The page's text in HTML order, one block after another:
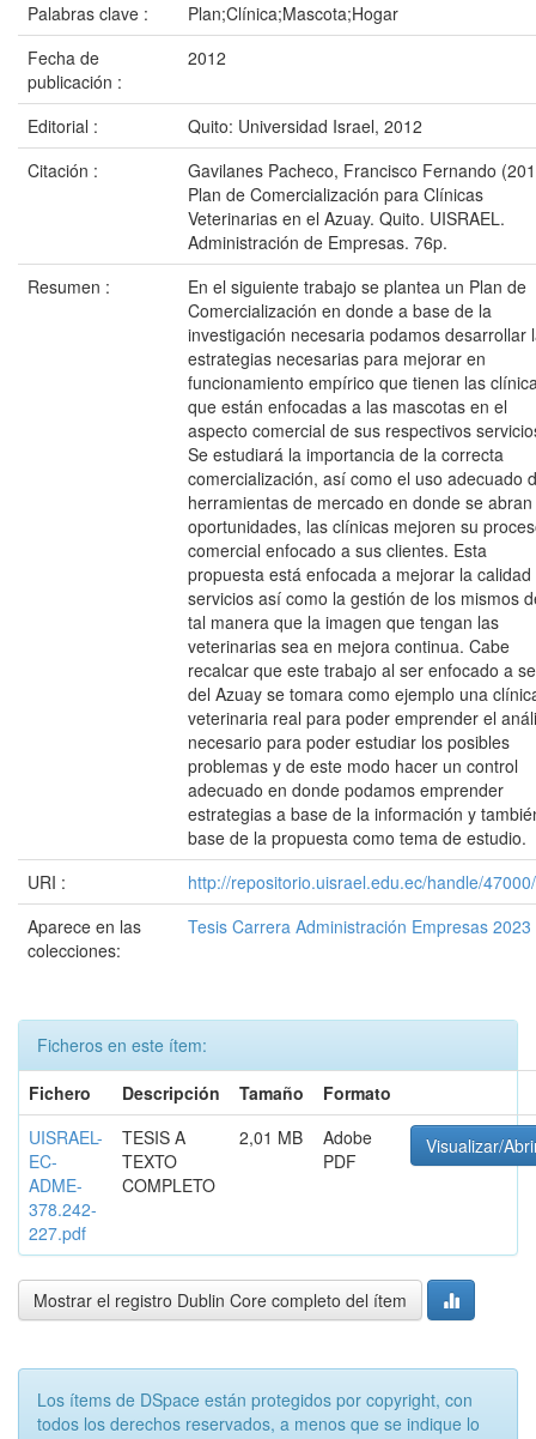
Palabras clave :
Plan;Clínica;Mascota;Hogar
Fecha de
publicación :
2012
Editorial :
Quito: Universidad Israel, 2012
Citación :
Gavilanes Pacheco, Francisco Fernando
Plan de Comercialización para Clínicas
Veterinarias en el Azuay. Quito. UISRAEL.
Administración de Empresas. 76p.
Resumen :
En el siguiente trabajo se plantea un Plan de
Comercialización en donde a base de la
investigación necesaria podamos desarrollar
estrategias necesarias para mejorar en
funcionamiento empírico que tienen las
que están enfocadas a las mascotas en el
aspecto comercial de sus respectivos
Se estudiará la importancia de la correcta
comercialización, así como el uso adecuado
herramientas de mercado en donde se
oportunidades, las clínicas mejoren su
comercial enfocado a sus clientes. Esta
propuesta está enfocada a mejorar la calidad
servicios así como la gestión de los mismos
tal manera que la imagen que tengan las
veterinarias sea en mejora continua. Cabe
recalcar que este trabajo al ser enfocado a
del Azuay se tomara como ejemplo una
veterinaria real para poder emprender el
necesario para poder estudiar los posibles
problemas y de este modo hacer un control
adecuado en donde podamos emprender
estrategias a base de la información y
base de la propuesta como tema de estudio.
URI :
http://repositorio.uisrael.edu.ec/handle/
Aparece en las
colecciones:
Tesis Carrera Administración Empresas 2023
Ficheros en este ítem:
Fichero
Descripción Tamaño
Formato
UISRAEL-
EC-
ADME-
378.242-
227.pdf
TESIS A
TEXTO
COMPLETO
2,01 MB
Adobe
PDF
Visualizar/
Mostrar el registro Dublin Core completo del ítem
Los ítems de DSpace están protegidos por copyright, con
todos los derechos reservados, a menos que se indique lo